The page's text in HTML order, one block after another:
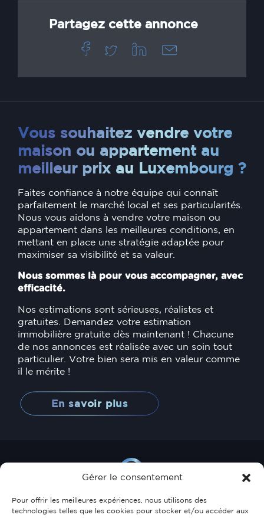
Gérer le consentement
Pour offrir les meilleures expériences, nous utilisons des
technologies telles que les cookies pour stocker et/ou accéder aux
Partagez cette annonce
Vous souhaitez vendre votre
maison ou appartement au
meilleur prix au Luxembourg ?
Faites confiance à notre équipe qui connaît
parfaitement le marché local et ses particularités.
Nous vous aidons à vendre votre maison ou
appartement dans les meilleures conditions, en
mettant en place une stratégie adaptée pour
maximiser sa visibilité et sa valeur.
Nous sommes là pour vous accompagner, avec
efficacité.
Nos estimations sont sérieuses, réalistes et
gratuites. Demandez votre estimation
immobilière gratuite dès maintenant ! Chacune
de nos annonces est réalisée avec un soin tout
particulier. Votre bien sera mis en valeur comme
il le mérite !
En savoir plus